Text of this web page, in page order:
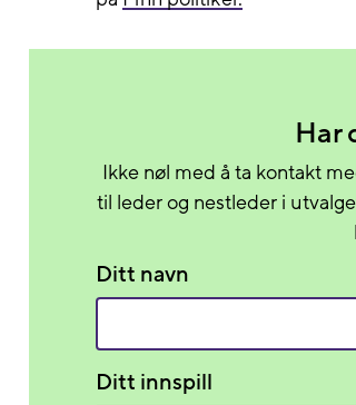
Har
Ikke nøl med å ta kontakt
til leder og nestleder i
Ditt navn
Ditt innspill